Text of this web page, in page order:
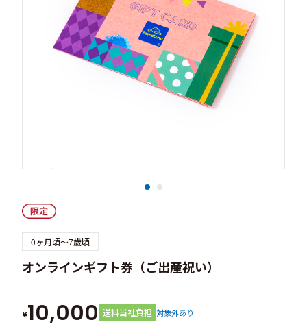
0ヶ月頃～7歳頃
オンラインギフト券（ご出産祝い）
¥10,000 送料当社負担 対象外あり